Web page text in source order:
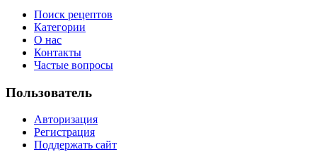
Поиск рецептов
Категории
О нас
Контакты
Частые вопросы
Пользователь
Авторизация
Регистрация
Поддержать сайт